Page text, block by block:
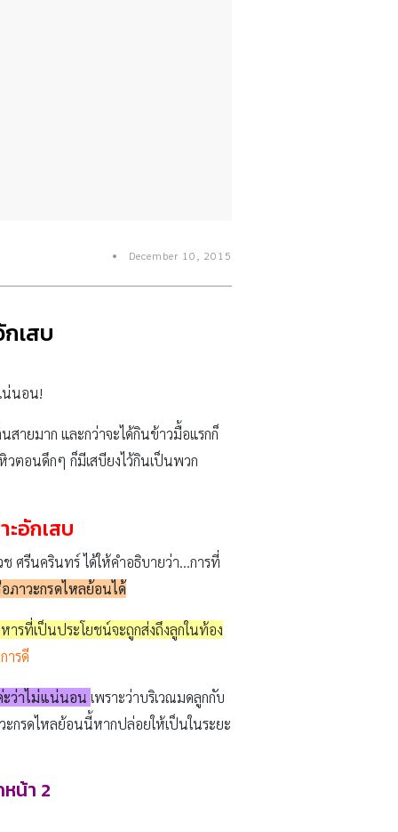
December 10, 2015
เสบ
น่นอน!
ายมาก และกว่าจะได้กินข้าวมื้อแรกก็
วตอนดึกๆ ก็มีเสบียงไว้กินเป็นพวก
ะอักเสบ
ศรีนครินทร์ ได้ให้คำอธิบายว่า…การที่
ภาวะกรดไหลย้อนได้
รที่เป็นประโยชน์จะถูกส่งถึงลูกในท้อง
ารดี
ะว่าไม่แน่นอน เพราะว่าบริเวณมดลูกกับ
กรดไหลย้อนนี้หากปล่อยให้เป็นในระยะ
น้า 2